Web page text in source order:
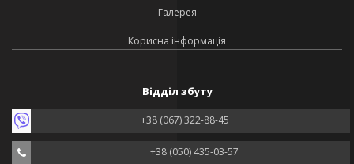
Галерея
Корисна інформація
Відділ збуту
+38 (067) 322-88-45
+38 (050) 435-03-57